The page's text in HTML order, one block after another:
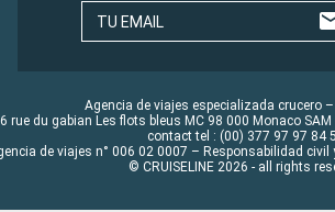
TU EMAIL
Agencia de viajes especializada crucero –
rue du gabian Les flots bleus MC 98 000 Monaco
contact tel : (00) 377 97 97 84
de viajes n° 006 02 0007 – Responsabilidad civil
© CRUISELINE 2026 - all rights